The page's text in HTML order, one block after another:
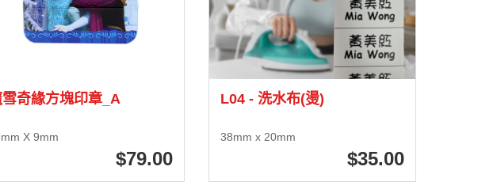
雪奇緣方塊印章_A
X 9mm
79.00
L04 - 洗水布(燙)
38mm x 20mm
35.00